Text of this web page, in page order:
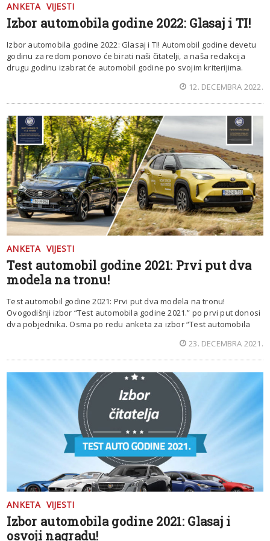
ANKETA VIJESTI
Izbor automobila godine 2022: Glasaj i TI!
Izbor automobila godine 2022: Glasaj i TI! Automobil godine devetu
godinu za redom ponovo će birati naši čitatelji, a naša redakcija
drugu godinu izabrat će automobil godine po svojim kriterijima.
12. DECEMBRA 2022.
ANKETA VIJESTI
Test automobil godine 2021: Prvi put dva
modela na tronu!
Test automobil godine 2021: Prvi put dva modela na tronu!
Ovogodišnji izbor “Test automobila godine 2021.” po prvi put donosi
dva pobjednika. Osma po redu anketa za izbor “Test automobila
23. DECEMBRA 2021.
ANKETA VIJESTI
Izbor automobila godine 2021: Glasaj i
osvoji nagradu!